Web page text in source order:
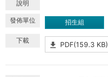
招生組
PDF(159.3 KB)